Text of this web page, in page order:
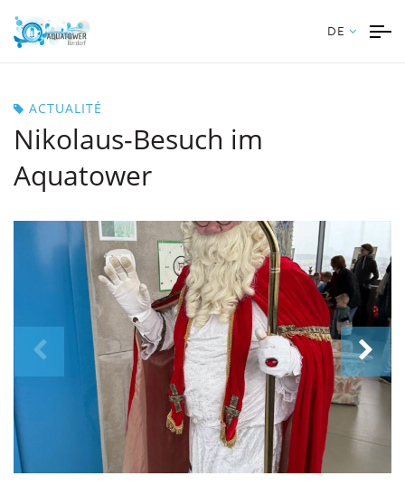
DE
ACTUALITÉ
Nikolaus-Besuch im
Aquatower